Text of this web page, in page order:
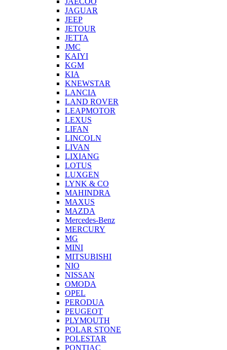
JAGUAR
JEEP
JETOUR
JETTA
JMC
KAIYI
KGM
KIA
KNEWSTAR
LANCIA
LAND ROVER
LEAPMOTOR
LEXUS
LIFAN
LINCOLN
LIVAN
LIXIANG
LOTUS
LUXGEN
LYNK & CO
MAHINDRA
MAXUS
MAZDA
Mercedes-Benz
MERCURY
MG
MINI
MITSUBISHI
NIO
NISSAN
OMODA
OPEL
PERODUA
PEUGEOT
PLYMOUTH
POLAR STONE
POLESTAR
PONTIAC